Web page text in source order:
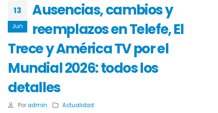
13
Jun
Ausencias, cambios y
reemplazos en Telefe, El
Trece y América TV por el
Mundial 2026: todos los
detalles
Por admin Actualidad